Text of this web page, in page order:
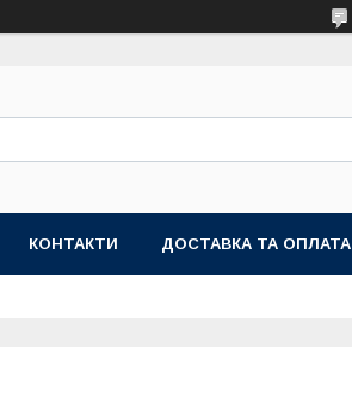
КОНТАКТИ ДОСТАВКА ТА ОПЛАТА